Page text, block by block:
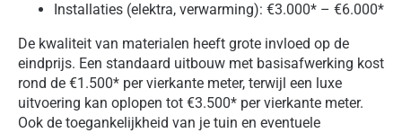
Installaties (elektra, verwarming): €3.000* – €6.000*
De kwaliteit van materialen heeft grote invloed op de
eindprijs. Een standaard uitbouw met basisafwerking kost
rond de €1.500* per vierkante meter, terwijl een luxe
uitvoering kan oplopen tot €3.500* per vierkante meter.
Ook de toegankelijkheid van je tuin en eventuele